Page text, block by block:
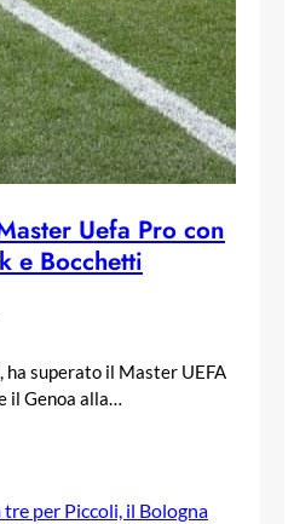
Uefa Pro con
e Bocchetti
ha superato il Master UEFA
il Genoa alla…
tre per Piccoli, il Bologna